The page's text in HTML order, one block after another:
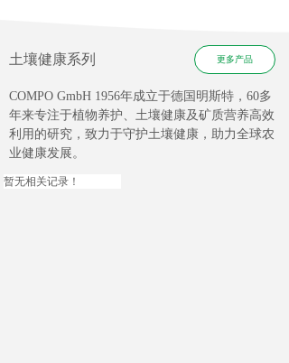
更多产品
土壤健康系列
COMPO GmbH 1956年成立于德国明斯特，60多
年来专注于植物养护、土壤健康及矿质营养高效
利用的研究，致力于守护土壤健康，助力全球农
业健康发展。
暂无相关记录！